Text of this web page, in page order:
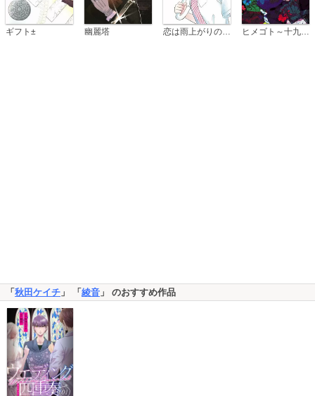
ギフト± 幽麗塔
「秋田ケイチ 」 「綾音 」 のおすすめ作品